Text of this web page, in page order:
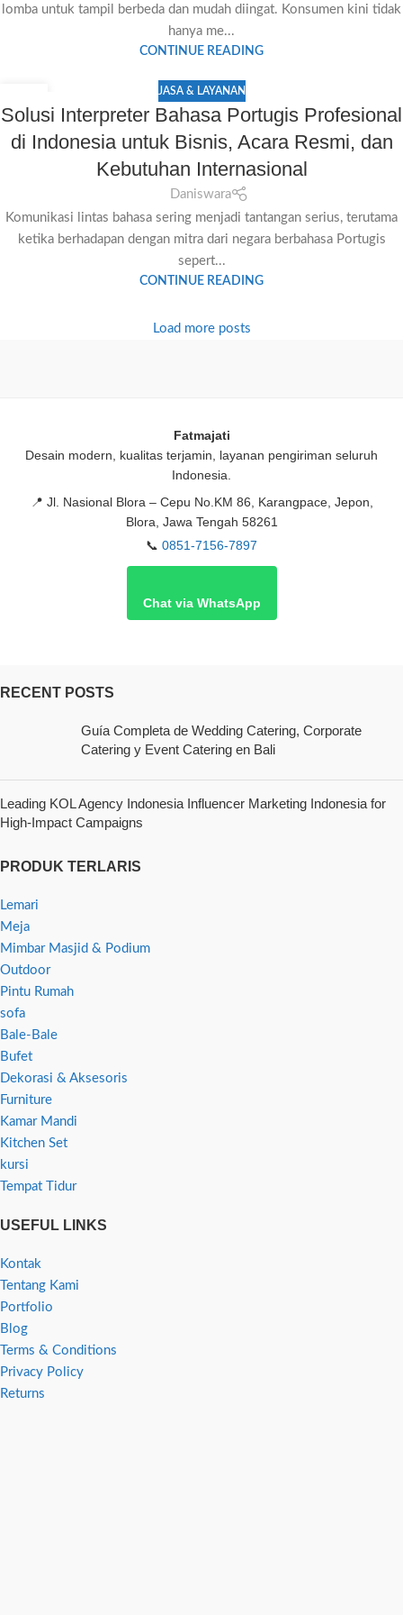
lomba untuk tampil berbeda dan mudah diingat. Konsumen kini tidak
hanya me...
CONTINUE READING
JUL
JASA & LAYANAN
Solusi Interpreter Bahasa Portugis Profesional
di Indonesia untuk Bisnis, Acara Resmi, dan
Kebutuhan Internasional
Daniswara
Komunikasi lintas bahasa sering menjadi tantangan serius, terutama
ketika berhadapan dengan mitra dari negara berbahasa Portugis
sepert...
CONTINUE READING
Load more posts
Fatmajati
Desain modern, kualitas terjamin, layanan pengiriman seluruh
Indonesia.
📍 Jl. Nasional Blora – Cepu No.KM 86, Karangpace, Jepon,
Blora, Jawa Tengah 58261
📞 0851-7156-7897
Chat via WhatsApp
RECENT POSTS
Guía Completa de Wedding Catering, Corporate
Catering y Event Catering en Bali
Leading KOL Agency Indonesia Influencer Marketing Indonesia for
High-Impact Campaigns
PRODUK TERLARIS
Lemari
Meja
Mimbar Masjid & Podium
Outdoor
Pintu Rumah
sofa
Bale-Bale
Bufet
Dekorasi & Aksesoris
Furniture
Kamar Mandi
Kitchen Set
kursi
Tempat Tidur
USEFUL LINKS
Kontak
Tentang Kami
Portfolio
Blog
Terms & Conditions
Privacy Policy
Returns